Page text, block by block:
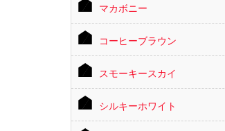
マカボニー
コーヒーブラウン
スモーキースカイ
シルキーホワイト